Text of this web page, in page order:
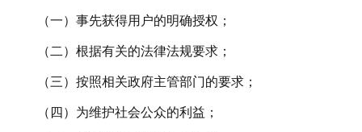
（一）事先获得用户的明确授权；
（二）根据有关的法律法规要求；
（三）按照相关政府主管部门的要求；
（四）为维护社会公众的利益；